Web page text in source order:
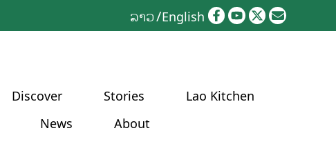
ລາວ English
Discover Stories
Lao Kitchen
News
About